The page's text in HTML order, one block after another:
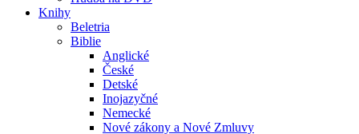
Knihy
Beletria
Biblie
Anglické
České
Detské
Inojazyčné
Nemecké
Nové zákony a Nové Zmluvy